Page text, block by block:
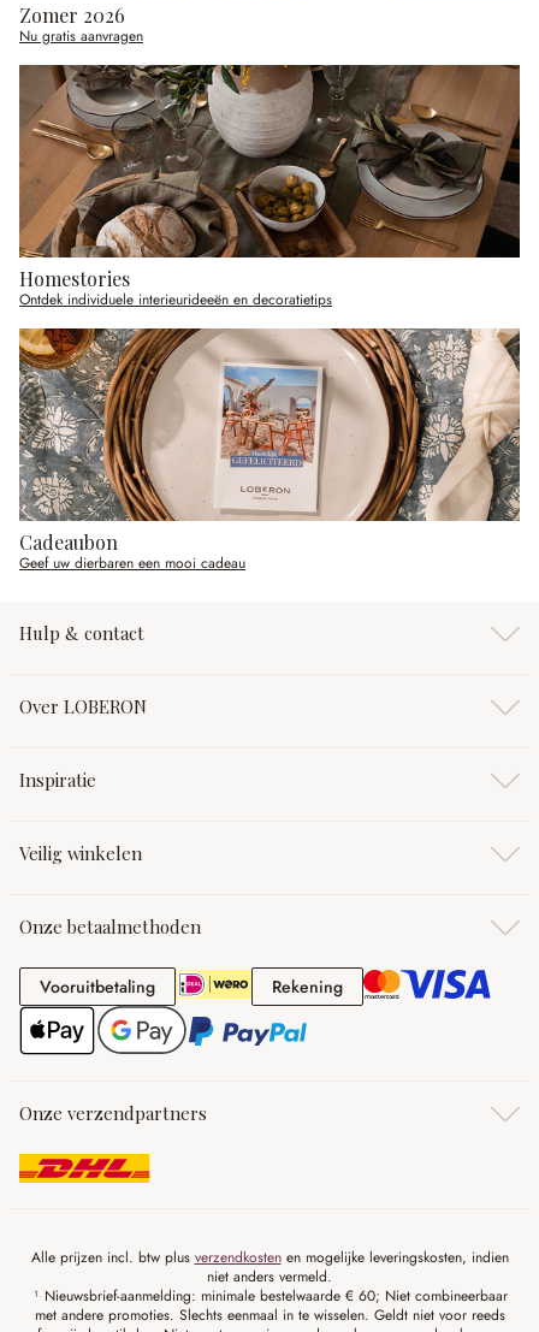
Zomer 2026
Nu gratis aanvragen
Homestories
Ontdek individuele interieurideeën en decoratietips
Cadeaubon
Geef uw dierbaren een mooi cadeau
Hulp & contact
Over LOBERON
Inspiratie
Veilig winkelen
Onze betaalmethoden
VooruitbetalingVooruitbetaling RekeningRekening
Onze verzendpartners
Alle prijzen incl. btw plus verzendkostenen mogelijke leveringskosten, indien
niet anders vermeld.
¹ Nieuwsbrief-aanmelding: minimale bestelwaarde € 60; Niet combineerbaar
met andere promoties. Slechts eenmaal in te wisselen. Geldt niet voor reeds